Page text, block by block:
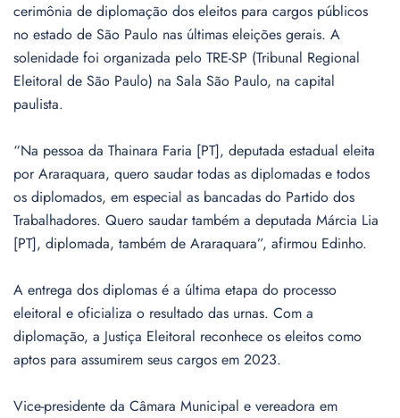
cerimônia de diplomação dos eleitos para cargos públicos
no estado de São Paulo nas últimas eleições gerais. A
solenidade foi organizada pelo TRE-SP (Tribunal Regional
Eleitoral de São Paulo) na Sala São Paulo, na capital
paulista.
“Na pessoa da Thainara Faria [PT], deputada estadual eleita
por Araraquara, quero saudar todas as diplomadas e todos
os diplomados, em especial as bancadas do Partido dos
Trabalhadores. Quero saudar também a deputada Márcia Lia
[PT], diplomada, também de Araraquara”, afirmou Edinho.
A entrega dos diplomas é a última etapa do processo
eleitoral e oficializa o resultado das urnas. Com a
diplomação, a Justiça Eleitoral reconhece os eleitos como
aptos para assumirem seus cargos em 2023.
Vice-presidente da Câmara Municipal e vereadora em